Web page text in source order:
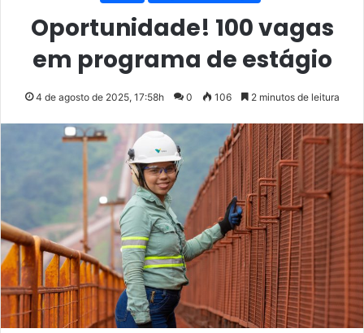
Oportunidade! 100 vagas
em programa de estágio
4 de agosto de 2025, 17:58h 0 106 2 minutos de leitura